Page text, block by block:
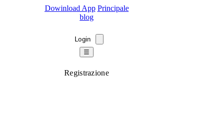
Dowinload App Principale
blog
Login
☰
Registrazione